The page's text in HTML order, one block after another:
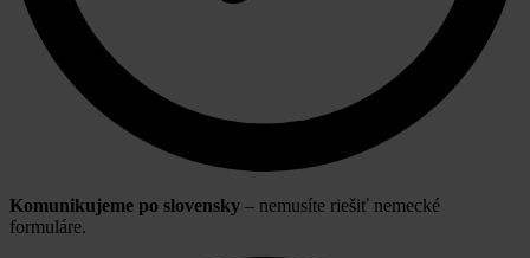
Komunikujeme po slovensky – nemusíte riešiť nemecké
formuláre.